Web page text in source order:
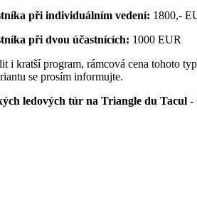
při individuálním vedení: 1800,-
při dvou účastnících: 1000 EUR
i kratší program, rámcová cena tohoto
se prosím informujte.
ledových túr na Triangle du Tacul